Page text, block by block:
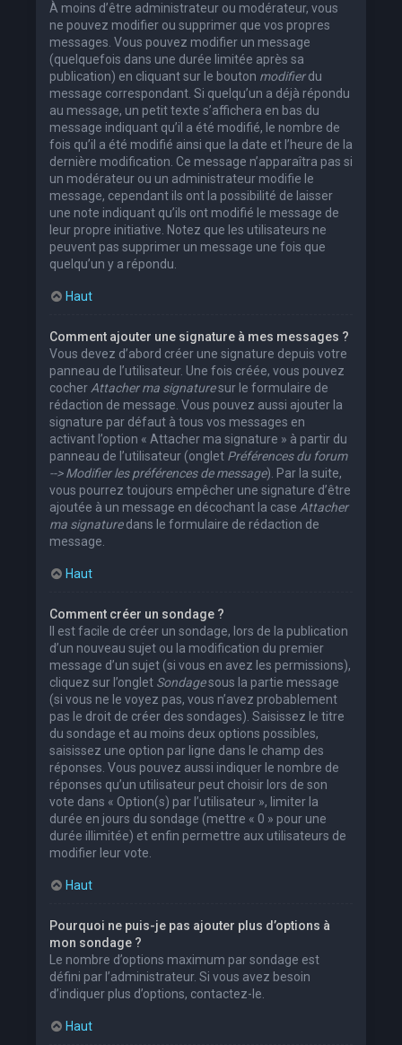
À moins d’être administrateur ou modérateur, vous
ne pouvez modifier ou supprimer que vos propres
messages. Vous pouvez modifier un message
(quelquefois dans une durée limitée après sa
publication) en cliquant sur le bouton modifierdu
message correspondant. Si quelqu’un a déjà répondu
au message, un petit texte s’affichera en bas du
message indiquant qu’il a été modifié, le nombre de
fois qu’il a été modifié ainsi que la date et l’heure de la
dernière modification. Ce message n’apparaîtra pas si
un modérateur ou un administrateur modifie le
message, cependant ils ont la possibilité de laisser
une note indiquant qu’ils ont modifié le message de
leur propre initiative. Notez que les utilisateurs ne
peuvent pas supprimer un message une fois que
quelqu’un y a répondu.
Haut
Comment ajouter une signature à mes messages ?
Vous devez d’abord créer une signature depuis votre
panneau de l’utilisateur. Une fois créée, vous pouvez
cocherAttacher ma signaturesur le formulaire de
rédaction de message. Vous pouvez aussi ajouter la
signature par défaut à tous vos messages en
activant l’option « Attacher ma signature » à partir du
panneau de l’utilisateur (onglet Préférences du forum
--> Modifier les préférences de message). Par la suite,
vous pourrez toujours empêcher une signature d’être
ajoutée à un message en décochant la case Attacher
ma signaturedans le formulaire de rédaction de
message.
Haut
Comment créer un sondage ?
Il est facile de créer un sondage, lors de la publication
d’un nouveau sujet ou la modification du premier
message d’un sujet (si vous en avez les permissions),
cliquez sur l’onglet Sondagesous la partie message
(si vous ne le voyez pas, vous n’avez probablement
pas le droit de créer des sondages). Saisissez le titre
du sondage et au moins deux options possibles,
saisissez une option par ligne dans le champ des
réponses. Vous pouvez aussi indiquer le nombre de
réponses qu’un utilisateur peut choisir lors de son
vote dans « Option(s) par l’utilisateur », limiter la
durée en jours du sondage (mettre « 0 » pour une
durée illimitée) et enfin permettre aux utilisateurs de
modifier leur vote.
Haut
Pourquoi ne puis-je pas ajouter plus d’options à
mon sondage ?
Le nombre d’options maximum par sondage est
défini par l’administrateur. Si vous avez besoin
d’indiquer plus d’options, contactez-le.
Haut